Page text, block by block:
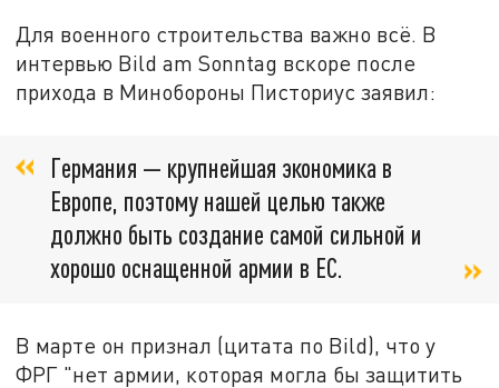
Для военного строительства важно всё. В
интервью Bild am Sonntag вскоре после
прихода в Минобороны Писториус заявил:
Германия — крупнейшая экономика в
Европе, поэтому нашей целью также
должно быть создание самой сильной и
хорошо оснащенной армии в ЕС.
В марте он признал (цитата по Bild), что у
ФРГ "нет армии, которая могла бы защитить